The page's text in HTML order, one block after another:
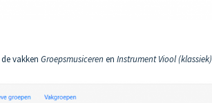
vakken Groepsmusicerenen Instrument Viool (klassiek)